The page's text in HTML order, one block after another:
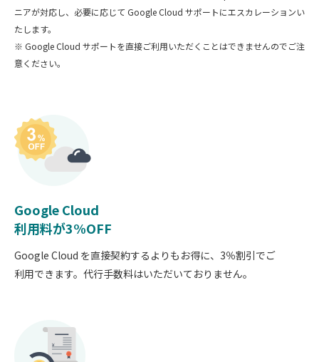
ニアが対応し、必要に応じて Google Cloud サポートにエスカレーションい
たします。
※ Google Cloud サポートを直接ご利用いただくことはできませんのでご注
意ください。
Google Cloud
利用料が3%OFF
Google Cloud を直接契約するよりもお得に、3％割引でご
利用できます。代行手数料はいただいておりません。